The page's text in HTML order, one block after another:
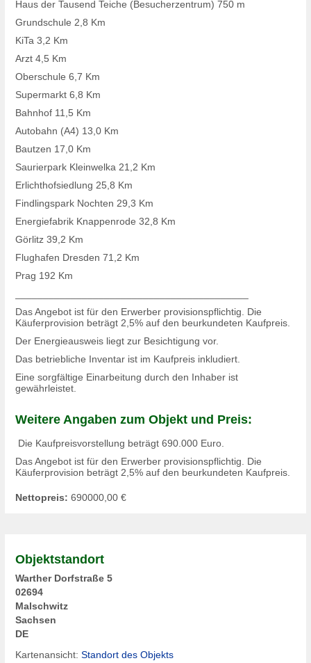
Haus der Tausend Teiche (Besucherzentrum) 750 m
Grundschule 2,8 Km
KiTa 3,2 Km
Arzt 4,5 Km
Oberschule 6,7 Km
Supermarkt 6,8 Km
Bahnhof 11,5 Km
Autobahn (A4) 13,0 Km
Bautzen 17,0 Km
Saurierpark Kleinwelka 21,2 Km
Erlichthofsiedlung 25,8 Km
Findlingspark Nochten 29,3 Km
Energiefabrik Knappenrode 32,8 Km
Görlitz 39,2 Km
Flughafen Dresden 71,2 Km
Prag 192 Km
Das Angebot ist für den Erwerber provisionspflichtig. Die
Käuferprovision beträgt 2,5% auf den beurkundeten Kaufpreis.
Der Energieausweis liegt zur Besichtigung vor.
Das betriebliche Inventar ist im Kaufpreis inkludiert.
Eine sorgfältige Einarbeitung durch den Inhaber ist
gewährleistet.
Weitere Angaben zum Objekt und Preis:
Die Kaufpreisvorstellung beträgt 690.000 Euro.
Das Angebot ist für den Erwerber provisionspflichtig. Die
Käuferprovision beträgt 2,5% auf den beurkundeten Kaufpreis.
Nettopreis: 690000,00 €
Objektstandort
Warther Dorfstraße 5
02694
Malschwitz
Sachsen
DE
Kartenansicht: Standort des Objekts